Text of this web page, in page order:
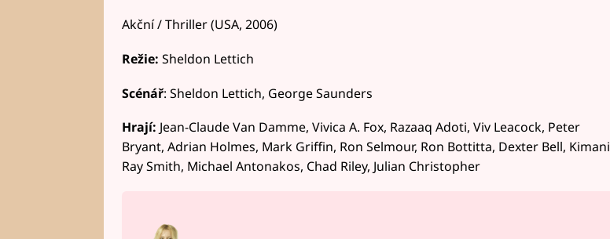
Akční / Thriller (USA, 2006)
Režie: Sheldon Lettich
Scénář: Sheldon Lettich, George Saunders
Hrají: Jean-Claude Van Damme, Vivica A. Fox, Razaaq Adoti, Viv Leacock, Peter
Bryant, Adrian Holmes, Mark Griffin, Ron Selmour, Ron Bottitta, Dexter Bell, Kimani
Ray Smith, Michael Antonakos, Chad Riley, Julian Christopher